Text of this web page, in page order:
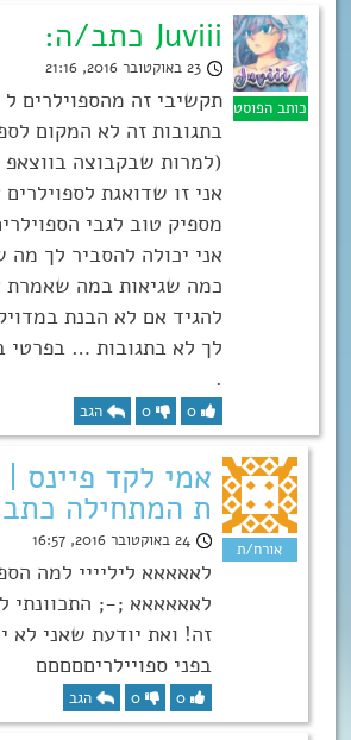
Juviii כתב/ה:
23 באוקטובר 2016, 21:16
בתגובות זה לא המקום
(למרות שבקבוצה בווצאפ
אני זו שדואגת
מספיק טוב לגבי
אני יכולה להסביר לך מה
כמה שגיאות במה שאמרת
להגיד אם לא הבנת
לך לא בתגובות … בפרטי
.
0
0 הגב
אמי לקד פיינס |
ת המתחילה
24 באוקטובר 2016, 16:57
לאאאאא ליליייי למה
לאאאאאא ;-; התכוונתי
זה! ואת יודעת שאני לא
בפני ספויילריםםםםם
0
0 הגב